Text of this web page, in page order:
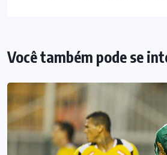
Você também pode se